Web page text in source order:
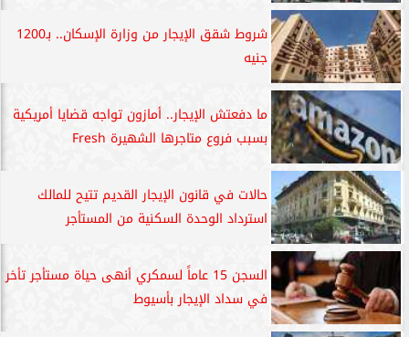
شروط شقق الإيجار من وزارة الإسكان.. بـ1200
جنيه
ما دفعتش الإيجار.. أمازون تواجه قضايا أمريكية
بسبب فروع متاجرها الشهيرة Fresh
حالات في قانون الإيجار القديم تتيح للمالك
استرداد الوحدة السكنية من المستأجر
السجن 15 عاماً لسمكري أنهى حياة مستأجر تأخر
في سداد الإيجار بأسيوط